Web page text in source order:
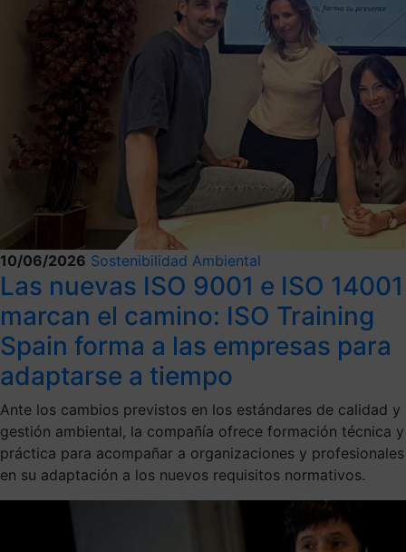
10/06/2026 Sostenibilidad Ambiental
Las nuevas ISO 9001 e ISO 14001
marcan el camino: ISO Training
Spain forma a las empresas para
adaptarse a tiempo
Ante los cambios previstos en los estándares de calidad y
gestión ambiental, la compañía ofrece formación técnica y
práctica para acompañar a organizaciones y profesionales
en su adaptación a los nuevos requisitos normativos.